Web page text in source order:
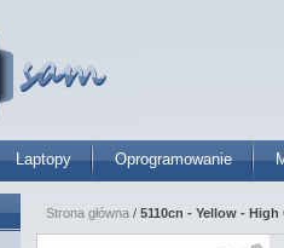
Laptopy Oprogramowanie
Strona główna / 5110cn - Yellow -